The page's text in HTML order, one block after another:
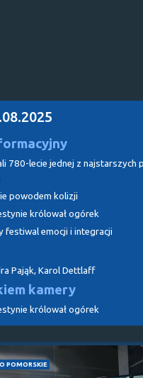
780-lecie jednej z najstarszych
powodem kolizji
królował ogórek
festiwal emocji i integracji
Pająk, Karol Dettlaff
kamery
królował ogórek
POMORSKIE